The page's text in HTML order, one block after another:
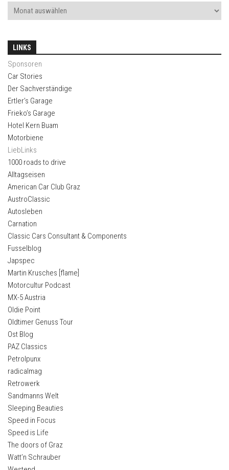
LINKS
Sponsoren
Car Stories
Der Sachverständige
Ertler’s Garage
Frieko’s Garage
Hotel Kern Buam
Motorbiene
LiebLinks
1000 roads to drive
Alltagseisen
American Car Club Graz
AustroClassic
Autosleben
Carnation
Classic Cars Consultant & Components
Fusselblog
Japspec
Martin Krusches [flame]
Motorcultur Podcast
MX-5 Austria
Oldie Point
Oldtimer Genuss Tour
Ost Blog
PAZ Classics
Petrolpunx
radicalmag
Retrowerk
Sandmanns Welt
Sleeping Beauties
Speed in Focus
Speed is Life
The doors of Graz
Watt’n Schrauber